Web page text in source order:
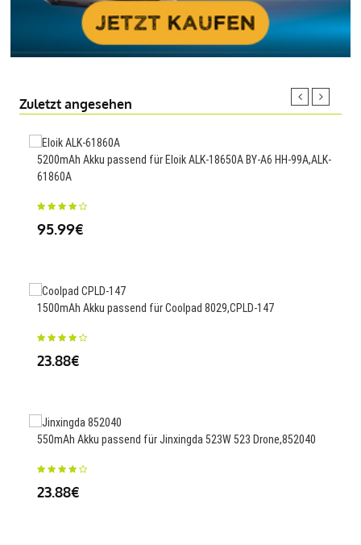
Zuletzt angesehen
5200mAh Akku passend für Eloik ALK-18650A BY-A6 HH-99A,ALK-
61860A
95.99€
1500mAh Akku passend für Coolpad 8029,CPLD-147
23.88€
550mAh Akku passend für Jinxingda 523W 523 Drone,852040
23.88€